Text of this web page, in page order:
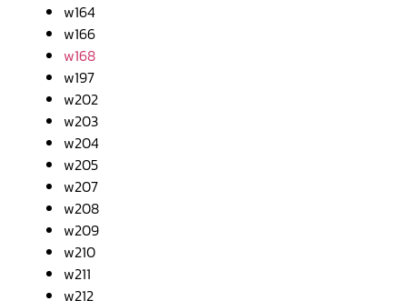
w164
w166
w168
w197
w202
w203
w204
w205
w207
w208
w209
w210
w211
w212